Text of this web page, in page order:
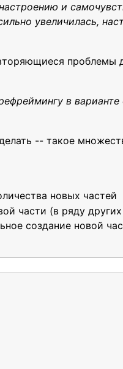
и
увеличилась,
проблемы
в варианте
-- такое
новых частей
части (в ряду
создание новой